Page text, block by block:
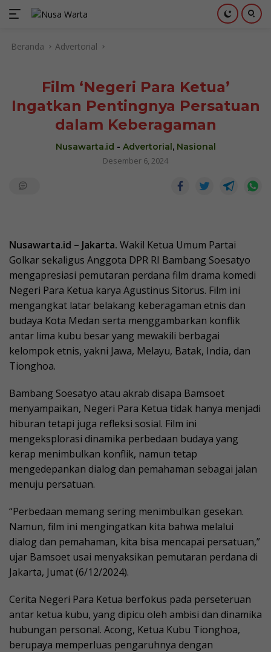
Beranda Advertorial
Film ‘Negeri Para Ketua’
Ingatkan Pentingnya Persatuan
dalam Keberagaman
Nusawarta.id - Advertorial, Nasional
Desember 6, 2024
Nusawarta.id – Jakarta. Wakil Ketua Umum Partai
Golkar sekaligus Anggota DPR RI Bambang Soesatyo
mengapresiasi pemutaran perdana film drama komedi
Negeri Para Ketua karya Agustinus Sitorus. Film ini
mengangkat latar belakang keberagaman etnis dan
budaya Kota Medan serta menggambarkan konflik
antar lima kubu besar yang mewakili berbagai
kelompok etnis, yakni Jawa, Melayu, Batak, India, dan
Tionghoa.
Bambang Soesatyo atau akrab disapa Bamsoet
menyampaikan, Negeri Para Ketua tidak hanya menjadi
hiburan tetapi juga refleksi sosial. Film ini
mengeksplorasi dinamika perbedaan budaya yang
kerap menimbulkan konflik, namun tetap
mengedepankan dialog dan pemahaman sebagai jalan
menuju persatuan.
“Perbedaan memang sering menimbulkan gesekan.
Namun, film ini mengingatkan kita bahwa melalui
dialog dan pemahaman, kita bisa mencapai persatuan,”
ujar Bamsoet usai menyaksikan pemutaran perdana di
Jakarta, Jumat (6/12/2024).
Cerita Negeri Para Ketua berfokus pada perseteruan
antar ketua kubu, yang dipicu oleh ambisi dan dinamika
hubungan personal. Acong, Ketua Kubu Tionghoa,
berupaya memperluas pengaruhnya dengan